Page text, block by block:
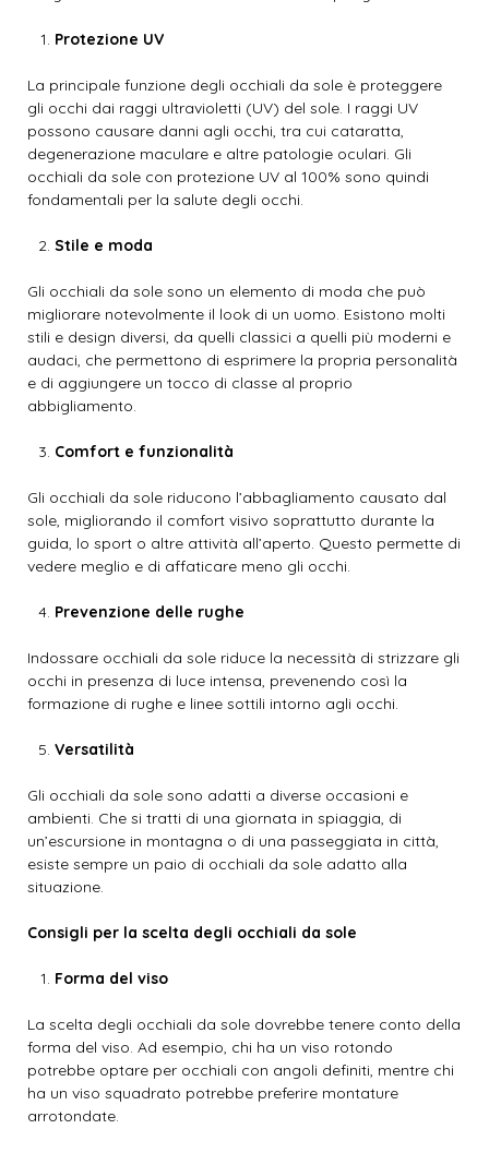
Protezione UV
La principale funzione degli occhiali da sole è proteggere
gli occhi dai raggi ultravioletti (UV) del sole. I raggi UV
possono causare danni agli occhi, tra cui cataratta,
degenerazione maculare e altre patologie oculari. Gli
occhiali da sole con protezione UV al 100% sono quindi
fondamentali per la salute degli occhi.
Stile e moda
Gli occhiali da sole sono un elemento di moda che può
migliorare notevolmente il look di un uomo. Esistono molti
stili e design diversi, da quelli classici a quelli più moderni e
audaci, che permettono di esprimere la propria personalità
e di aggiungere un tocco di classe al proprio
abbigliamento.
Comfort e funzionalità
Gli occhiali da sole riducono l’abbagliamento causato dal
sole, migliorando il comfort visivo soprattutto durante la
guida, lo sport o altre attività all’aperto. Questo permette di
vedere meglio e di affaticare meno gli occhi.
Prevenzione delle rughe
Indossare occhiali da sole riduce la necessità di strizzare gli
occhi in presenza di luce intensa, prevenendo così la
formazione di rughe e linee sottili intorno agli occhi.
Versatilità
Gli occhiali da sole sono adatti a diverse occasioni e
ambienti. Che si tratti di una giornata in spiaggia, di
un’escursione in montagna o di una passeggiata in città,
esiste sempre un paio di occhiali da sole adatto alla
situazione.
Consigli per la scelta degli occhiali da sole
Forma del viso
La scelta degli occhiali da sole dovrebbe tenere conto della
forma del viso. Ad esempio, chi ha un viso rotondo
potrebbe optare per occhiali con angoli definiti, mentre chi
ha un viso squadrato potrebbe preferire montature
arrotondate.